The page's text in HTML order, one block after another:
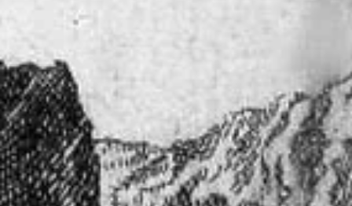
Доступный музей
Программы и мероприятия
Социально-культурные проекты
Для СМИ
О Музее
О музее
Генеральный директор